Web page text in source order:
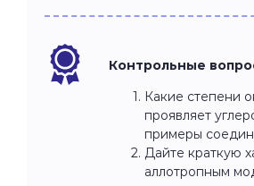
Контрольные
Какие степени
проявляет
примеры
Дайте краткую
аллотропным